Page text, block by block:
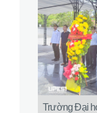
Trường Đại